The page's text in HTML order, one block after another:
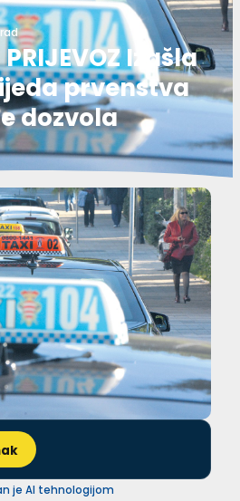
Izašla
prvenstva
dozvola
je AI tehnologijom